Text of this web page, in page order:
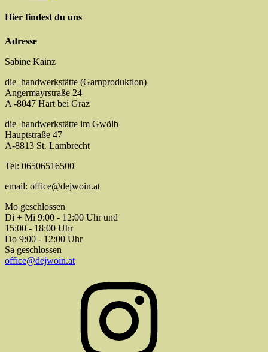
Hier findest du uns
Adresse
Sabine Kainz
die_handwerkstätte (Garnproduktion)
Angermayrstraße 24
A -8047 Hart bei Graz
die_handwerkstätte im Gwölb
Hauptstraße 47
A-8813 St. Lambrecht
Tel: 06506516500
email: office@dejwoin.at
Mo geschlossen
Di + Mi 9:00 - 12:00 Uhr und
15:00 - 18:00 Uhr
Do 9:00 - 12:00 Uhr
Sa geschlossen
office@dejwoin.at